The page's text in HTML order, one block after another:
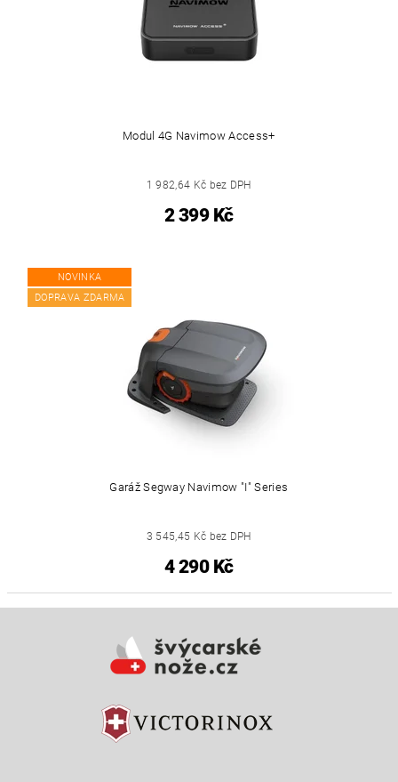
Modul 4G Navimow Access+
1 982,64 Kč bez DPH
2 399 Kč
NOVINKA
DOPRAVA ZDARMA
Garáž Segway Navimow "i" Series
3 545,45 Kč bez DPH
4 290 Kč